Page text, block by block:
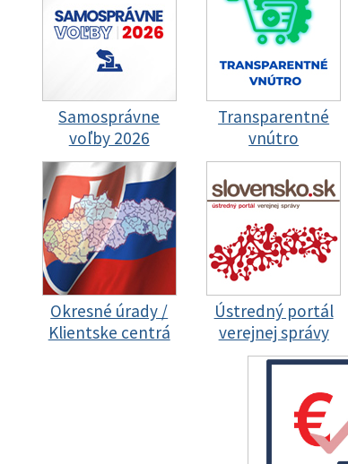
Samosprávne
voľby 2026
Transparentné
vnútro
Okresné úrady /
Klientske centrá
Ústredný portál
verejnej správy